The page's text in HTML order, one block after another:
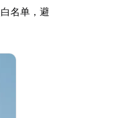
名单，避